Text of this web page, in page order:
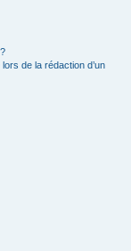
de la rédaction d’un